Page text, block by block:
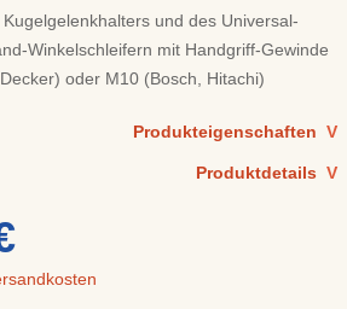
und des Universal-
Winkelschleifern mit Handgriff-Gewinde
oder M10 (Bosch, Hitachi)
Produkteigenschaften V
Produktdetails V